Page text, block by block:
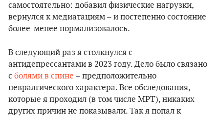
самостоятельно: добавил физические нагрузки,
вернулся к медиатациям – и постепенно состояние
более-менее нормализовалось.
В следующий раз я столкнулся с
антидепрессантами в 2023 году. Дело было связано
с болями в спине – предположительно
невралгического характера. Все обследования,
которые я проходил (в том числе МРТ), никаких
других причин не показывали. Так я попал к